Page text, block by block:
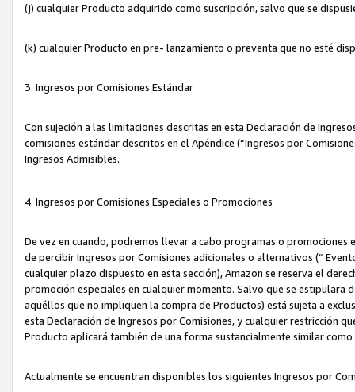
(j) cualquier Producto adquirido como suscripción, salvo que se
(k) cualquier Producto en pre- lanzamiento o preventa que no esté
3. Ingresos por Comisiones Estándar
Con sujeción a las limitaciones descritas en esta Declaración de
comisiones estándar descritos en el Apéndice (“Ingresos por
Ingresos Admisibles.
4. Ingresos por Comisiones Especiales o Promociones
De vez en cuando, podremos llevar a cabo programas o
de percibir Ingresos por Comisiones adicionales o alternativos (“
cualquier plazo dispuesto en esta sección), Amazon se reserva el
promoción especiales en cualquier momento. Salvo que se
aquéllos que no impliquen la compra de Productos) está sujeta a
esta Declaración de Ingresos por Comisiones, y cualquier restricción
Producto aplicará también de una forma sustancialmente similar
Actualmente se encuentran disponibles los siguientes Ingresos por